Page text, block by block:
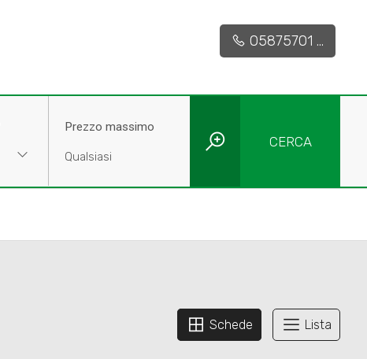
05875701 ...
Prezzo massimo
CERCA
Schede Lista